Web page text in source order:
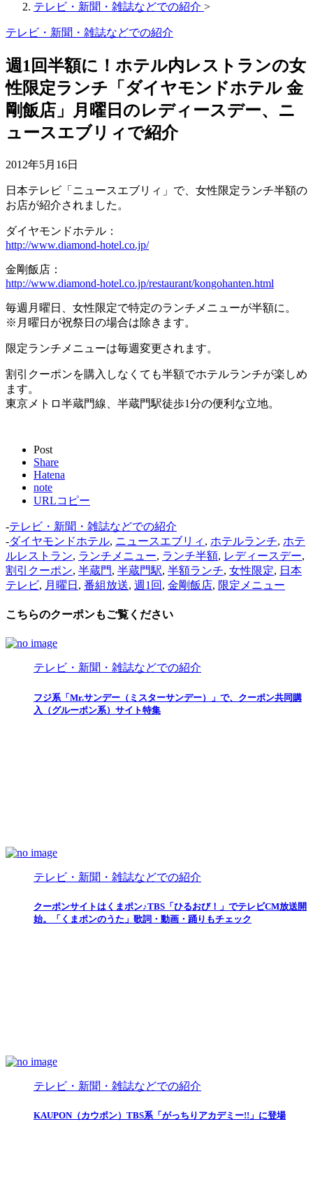
テレビ・新聞・雑誌などでの紹介 >
テレビ・新聞・雑誌などでの紹介
週1回半額に！ホテル内レストランの女
性限定ランチ「ダイヤモンドホテル 金
剛飯店」月曜日のレディースデー、ニ
ュースエブリィで紹介
2012年5月16日
日本テレビ「ニュースエブリィ」で、女性限定ランチ半額の
お店が紹介されました。
ダイヤモンドホテル：
http://www.diamond-hotel.co.jp/
金剛飯店：
http://www.diamond-hotel.co.jp/restaurant/kongohanten.html
毎週月曜日、女性限定で特定のランチメニューが半額に。
※月曜日が祝祭日の場合は除きます。
限定ランチメニューは毎週変更されます。
割引クーポンを購入しなくても半額でホテルランチが楽しめ
ます。
東京メトロ半蔵門線、半蔵門駅徒歩1分の便利な立地。
Post
Share
Hatena
note
URLコピー
-テレビ・新聞・雑誌などでの紹介
-ダイヤモンドホテル, ニュースエブリィ , ホテルランチ, ホテ
ルレストラン, ランチメニュー, ランチ半額, レディースデー,
割引クーポン, 半蔵門, 半蔵門駅, 半額ランチ, 女性限定, 日本
テレビ, 月曜日 , 番組放送, 週1回 , 金剛飯店, 限定メニュー
こちらのクーポンもご覧ください
テレビ・新聞・雑誌などでの紹介
フジ系「Mr.サンデー（ミスターサンデー）」で、クーポン共同購
入（グルーポン系）サイト特集
テレビ・新聞・雑誌などでの紹介
クーポンサイトはくまポン♪TBS「ひるおび！」でテレビCM放送開
始。「くまポンのうた」歌詞・動画・踊りもチェック
テレビ・新聞・雑誌などでの紹介
KAUPON（カウポン）TBS系「がっちりアカデミー!!」に登場